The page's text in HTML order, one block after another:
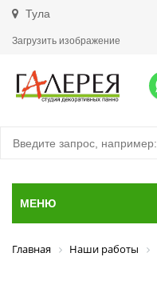
Тула
Загрузить изображение
МЕНЮ
Главная Наши работы